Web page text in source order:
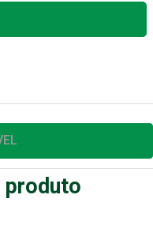
produto